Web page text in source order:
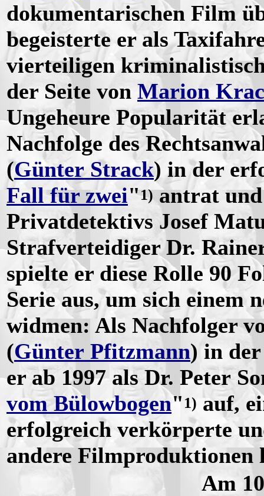
dokumentarischen Film
begeisterte er als
vierteiligen
der Seite von Marion
Ungeheure Popularität
Nachfolge des
(Günter Strack) in der
Fall für zwei"1)antrat und
Privatdetektivs Josef
Strafverteidiger Dr.
spielte er diese Rolle 90
Serie aus, um sich einem
widmen: Als Nachfolger
(Günter Pfitzmann) in
er ab 1997 als Dr. Peter
vom Bülowbogen" 1) auf,
erfolgreich verkörperte
andere Filmproduktionen
Am